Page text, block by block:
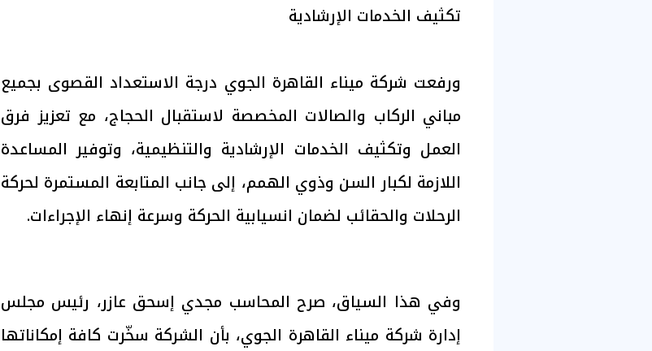
تكثيف الخدمات الإرشادية
ورفعت شركة ميناء القاهرة الجوي درجة الاستعداد القصوى بجميع
مباني الركاب والصالات المخصصة لاستقبال الحجاج، مع تعزيز فرق
العمل وتكثيف الخدمات الإرشادية والتنظيمية، وتوفير المساعدة
اللازمة لكبار السن وذوي الهمم، إلى جانب المتابعة المستمرة لحركة
الرحلات والحقائب لضمان انسيابية الحركة وسرعة إنهاء الإجراءات.
وفي هذا السياق، صرح المحاسب مجدي إسحق عازر، رئيس مجلس
إدارة شركة ميناء القاهرة الجوي، بأن الشركة سخّرت كافة إمكاناتها